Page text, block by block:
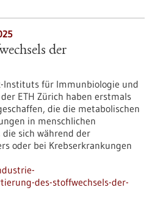
der
Instituts für Immunbiologie und
ETH Zürich haben erstmals
die die metabolischen
in menschlichen
sich während der
oder bei Krebserkrankungen
des-stoffwechsels-der-